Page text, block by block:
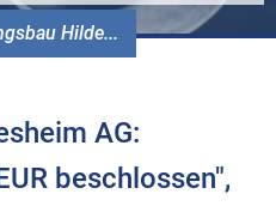
Hilde...
AG:
beschlossen",